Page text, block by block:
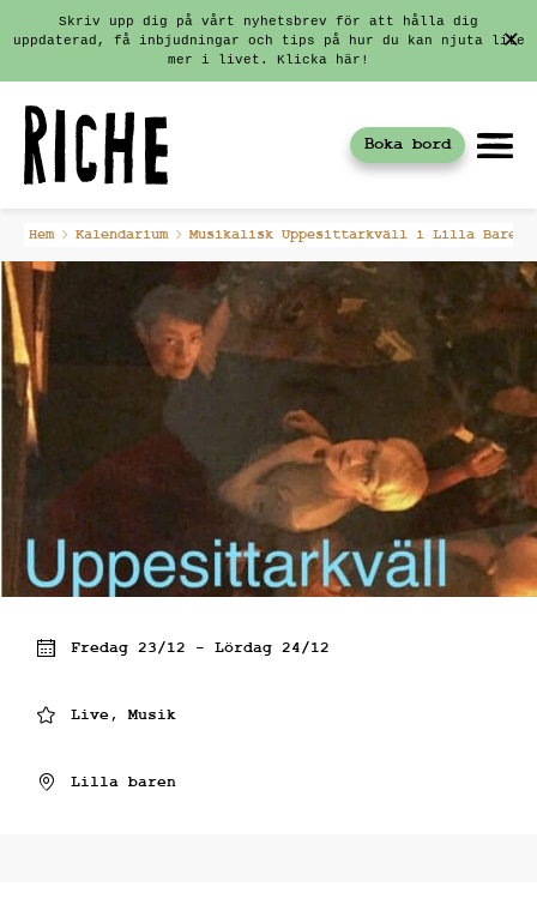
Fortsätt
till
innehållet
Skriv upp dig på vårt nyhetsbrev för att hålla dig
uppdaterad, få inbjudningar och tips på hur du kan njuta lite
mer i livet. Klicka här!
Boka bord
Hem Kalendarium Musikalisk Uppesittarkväll i Lilla Baren:
Fredag 23/12 - Lördag 24/12
Live, Musik
Lilla baren